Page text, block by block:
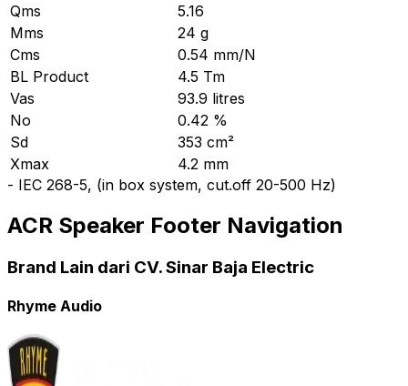
Qms
5.16
Mms
24 g
Cms
0.54 mm/N
BL Product
4.5 Tm
Vas
93.9 litres
No
0.42 %
Sd
353 cm²
Xmax
4.2 mm
- IEC 268-5, (in box system, cut.off 20-500 Hz)
ACR Speaker Footer Navigation
Brand Lain dari CV. Sinar Baja Electric
Rhyme Audio